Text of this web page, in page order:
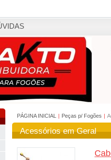
PÁGINA INICIAL | Peças p/ Fogões |
Acessórios em Geral